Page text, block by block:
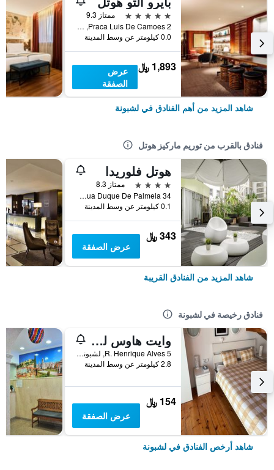
5 نجوم
ممتاز 9.3
Praca Luis De Camoes 2, لشبونة, محافظة لشبونة, البرتغال
0.0 كيلومتر عن وسط المدينة
1,893 ﷼
عرض
الصفقة
شاهد المزيد من أهم الفنادق في لشبونة
فنادق بالقرب من توريم ماركيز هوتل
هوتل فلوريدا
4 نجوم
ممتاز 8.3
Rua Duque De Palmela 34, لشبونة, محافظة لشبونة, البرتغال
0.1 كيلومتر عن وسط المدينة
343 ﷼
عرض الصفقة
شاهد المزيد من الفنادق القريبة
فنادق رخيصة في لشبونة
وايت هاوس ليزبون هوستل
R. Henrique Alves 5, لشبونة, محافظة لشبونة, البرتغال
2.8 كيلومتر عن وسط المدينة
154 ﷼
عرض الصفقة
شاهد أرخص الفنادق في لشبونة